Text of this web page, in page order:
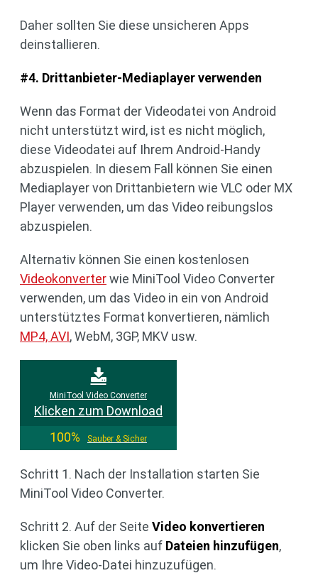
Daher sollten Sie diese unsicheren Apps
deinstallieren.
#4. Drittanbieter-Mediaplayer verwenden
Wenn das Format der Videodatei von Android
nicht unterstützt wird, ist es nicht möglich,
diese Videodatei auf Ihrem Android-Handy
abzuspielen. In diesem Fall können Sie einen
Mediaplayer von Drittanbietern wie VLC oder MX
Player verwenden, um das Video reibungslos
abzuspielen.
Alternativ können Sie einen kostenlosen
Videokonverterwie MiniTool Video Converter
verwenden, um das Video in ein von Android
unterstütztes Format konvertieren, nämlich
MP4, AVI, WebM, 3GP, MKV usw.
MiniTool Video Converter
Klicken zum Download
100%
Sauber & Sicher
Schritt 1. Nach der Installation starten Sie
MiniTool Video Converter.
Schritt 2. Auf der Seite Video konvertieren
klicken Sie oben links auf Dateien hinzufügen,
um Ihre Video-Datei hinzuzufügen.